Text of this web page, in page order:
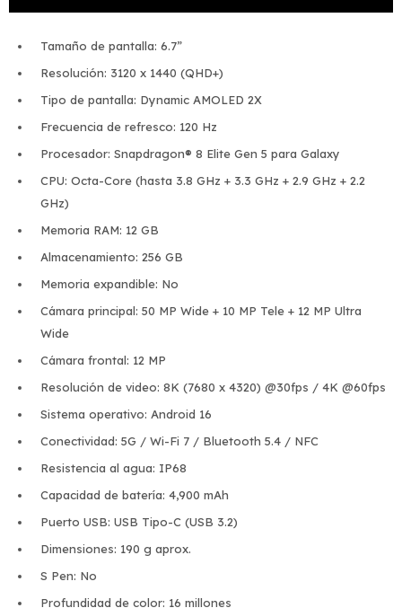
Tamaño de pantalla: 6.7”
Resolución: 3120 x 1440 (QHD+)
Tipo de pantalla: Dynamic AMOLED 2X
Frecuencia de refresco: 120 Hz
Procesador: Snapdragon® 8 Elite Gen 5 para Galaxy
CPU: Octa-Core (hasta 3.8 GHz + 3.3 GHz + 2.9 GHz + 2.2
GHz)
Memoria RAM: 12 GB
Almacenamiento: 256 GB
Memoria expandible: No
Cámara principal: 50 MP Wide + 10 MP Tele + 12 MP Ultra
Wide
Cámara frontal: 12 MP
Resolución de video: 8K (7680 x 4320) @30fps / 4K @60fps
Sistema operativo: Android 16
Conectividad: 5G / Wi-Fi 7 / Bluetooth 5.4 / NFC
Resistencia al agua: IP68
Capacidad de batería: 4,900 mAh
Puerto USB: USB Tipo-C (USB 3.2)
Dimensiones: 190 g aprox.
S Pen: No
Profundidad de color: 16 millones